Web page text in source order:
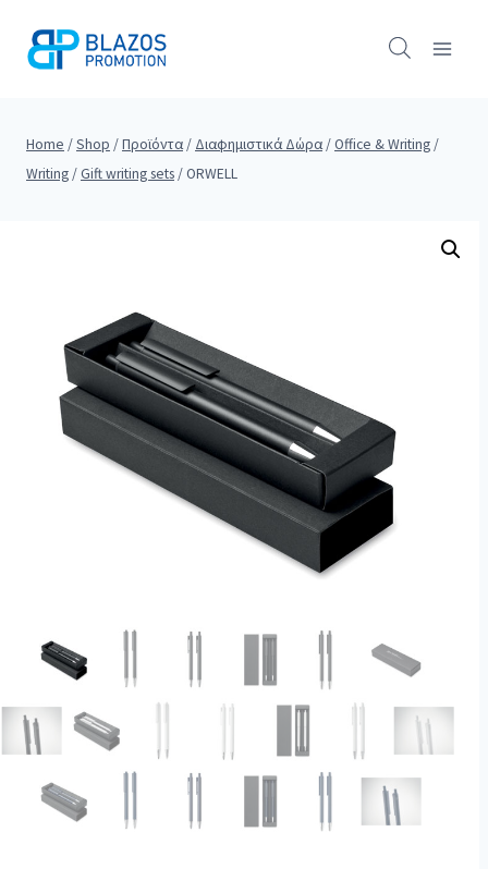
Home /Shop /Προϊόντα / Διαφημιστικά Δώρα /Office & Writing /
Writing /Gift writing sets /ORWELL